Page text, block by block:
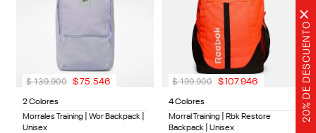
20% DE DESCUENTO
×
2 Colores
Morrales Training | Wor Backpack |
Unisex
$ 139.900 $75.546
4 Colores
Morral Training | Rbk Restore
Backpack | Unisex
$ 199.900 $107.946